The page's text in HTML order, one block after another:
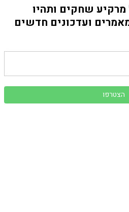
מרקיע שחקים ותהיו
ועדכונים חדשים